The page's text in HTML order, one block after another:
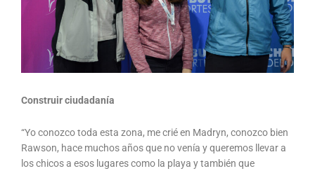
Construir ciudadanía
“Yo conozco toda esta zona, me crié en Madryn, conozco bien
Rawson, hace muchos años que no venía y queremos llevar a
los chicos a esos lugares como la playa y también que